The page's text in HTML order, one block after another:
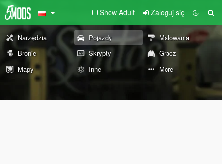
Show Adult Zaloguj się
Narzędzia Pojazdy
Malowania
Bronie
Skrypty
Gracz
Mapy
Inne More